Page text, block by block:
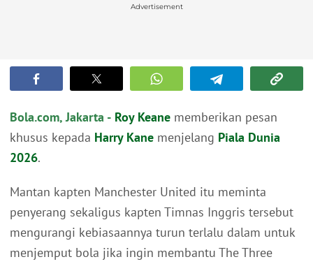
Advertisement
Bola.com, Jakarta - Roy Keane memberikan pesan
khusus kepada Harry Kane menjelang Piala Dunia
2026.
Mantan kapten Manchester United itu meminta
penyerang sekaligus kapten Timnas Inggris tersebut
mengurangi kebiasaannya turun terlalu dalam untuk
menjemput bola jika ingin membantu The Three